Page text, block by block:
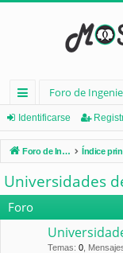
nl
ac
es
rá
pi
Foro de
Identificarse
Foro de Ingenieria Civil & Arquitectura Índice
Universidades
Foro
Temas: 0